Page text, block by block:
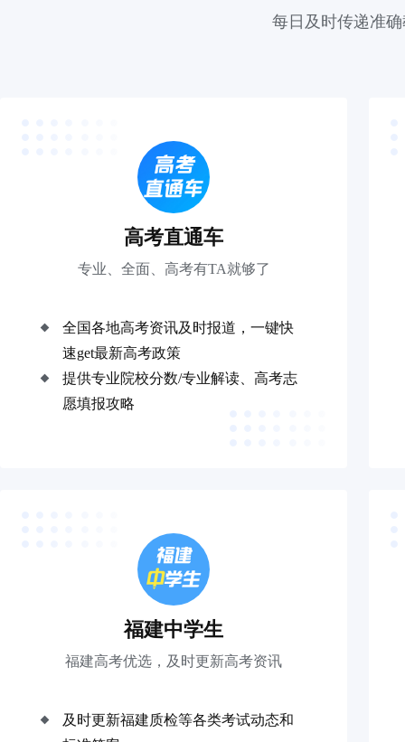
每日及时传递准
高考直通车
专业、全面、高考有TA就够了
全国各地高考资讯及时报道，一键快
速get最新高考政策
提供专业院校分数/专业解读、高考志
愿填报攻略
福建中学生
福建高考优选，及时更新高考资讯
及时更新福建质检等各类考试动态和